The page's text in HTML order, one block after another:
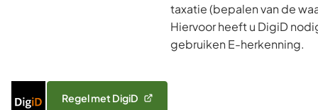
taxatie (bepalen van de
Hiervoor heeft u DigiD
gebruiken E-herkenning.
met
Regel met DigiD
(Verwijst